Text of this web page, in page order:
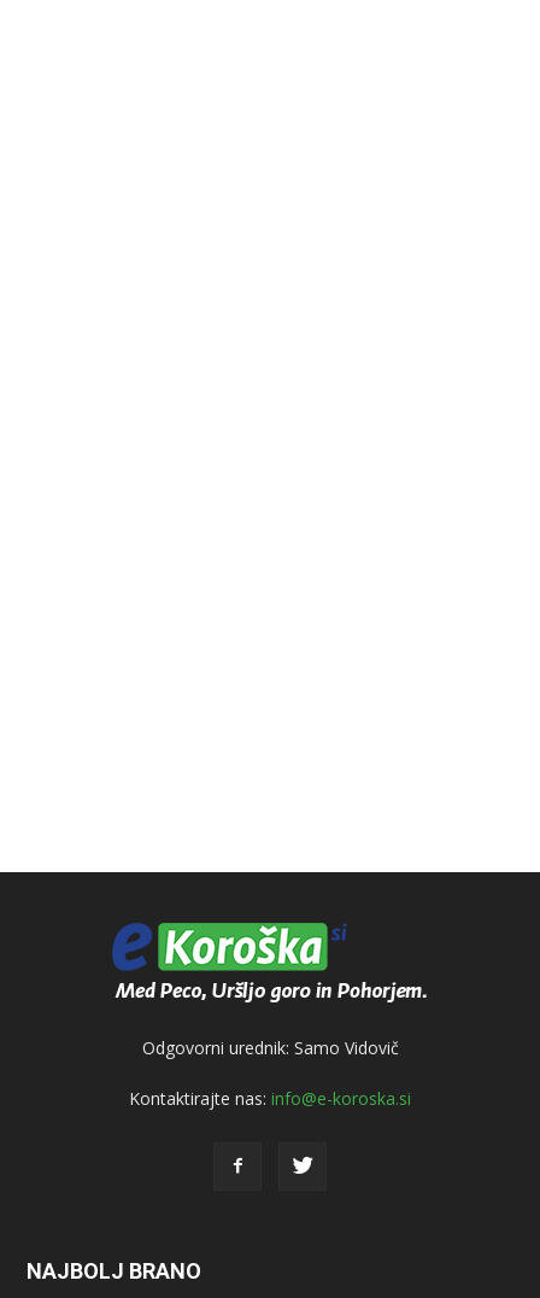
Odgovorni urednik: Samo Vidovič
Kontaktirajte nas: info@e-koroska.si
NAJBOLJ BRANO